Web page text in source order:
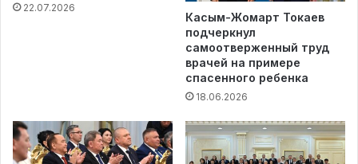
22.07.2026
Касым-Жомарт Токаев
подчеркнул
самоотверженный труд
врачей на примере
спасенного ребенка
18.06.2026